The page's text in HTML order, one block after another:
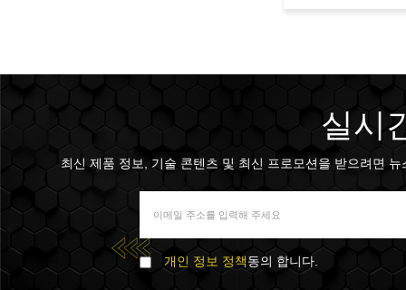
실시
최신 제품 정보, 기술 콘텐츠 및 최신 프로모션을 받으려면
개인 정보 정책동의 합니다.